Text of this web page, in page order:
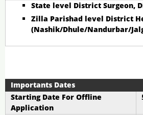
State level District Surgeon,
Zilla Parishad level District
(Nashik/Dhule/Nandurbar/
Importants Dates
Starting Date For Offline
Application